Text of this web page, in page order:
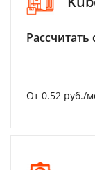
От 0.52 руб./